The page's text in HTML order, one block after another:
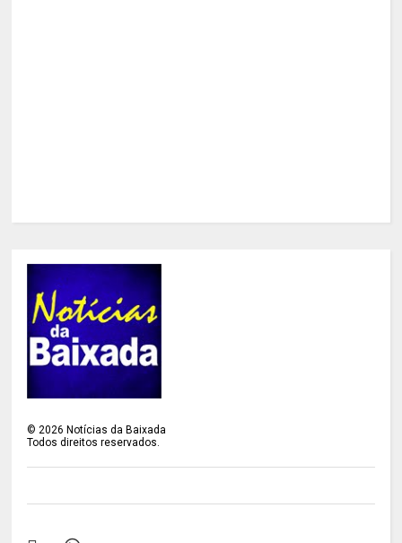
©2026 Notícias da Baixada
Todos direitos reservados.